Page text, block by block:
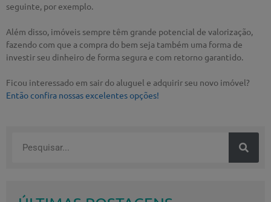
seguinte, por exemplo.
Além disso, imóveis sempre têm grande potencial de valorização,
fazendo com que a compra do bem seja também uma forma de
investir seu dinheiro de forma segura e com retorno garantido.
Ficou interessado em sair do aluguel e adquirir seu novo imóvel?
Então confira nossas excelentes opções!